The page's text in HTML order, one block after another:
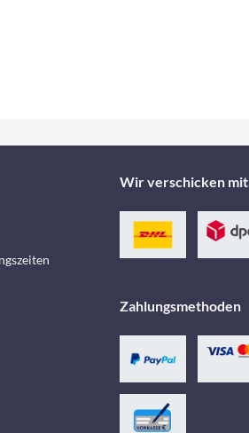
Wir verschicken mit
Zahlungsmethoden